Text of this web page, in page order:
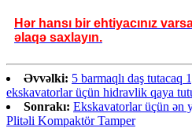
Hər hansı bir ehtiyacınız
əlaqə saxlayın.
Əvvəlki: 5 barmaqlı daş tutacaq
ekskavatorlar üçün hidravlik qaya
Sonrakı: Ekskavatorlar üçün ən
Plitəli Kompaktör Tamper